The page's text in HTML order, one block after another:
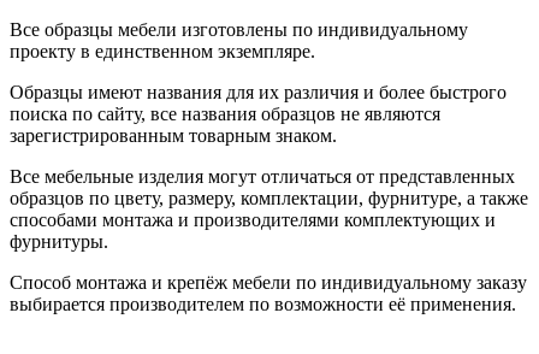
Все образцы мебели изготовлены по индивидуальному
проекту в единственном экземпляре.
Образцы имеют названия для их различия и более быстрого
поиска по сайту, все названия образцов не являются
зарегистрированным товарным знаком.
Все мебельные изделия могут отличаться от представленных
образцов по цвету, размеру, комплектации, фурнитуре, а также
способами монтажа и производителями комплектующих и
фурнитуры.
Способ монтажа и крепёж мебели по индивидуальному заказу
выбирается производителем по возможности её применения.